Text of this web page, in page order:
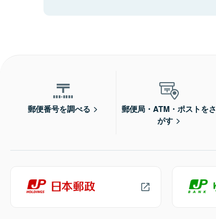
郵便番号を調べる
郵便局・ATM・ポストをさ
がす